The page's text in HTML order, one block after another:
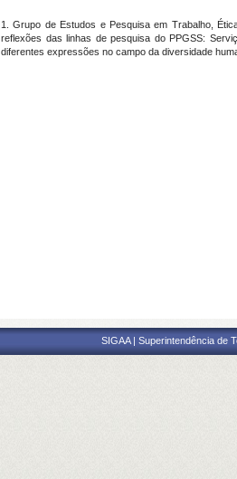
1. Grupo de Estudos e Pesquisa em Trabalho,
reflexões das linhas de pesquisa do PPGSS:
diferentes expressões no campo da diversidade
SIGAA | Superintendência de